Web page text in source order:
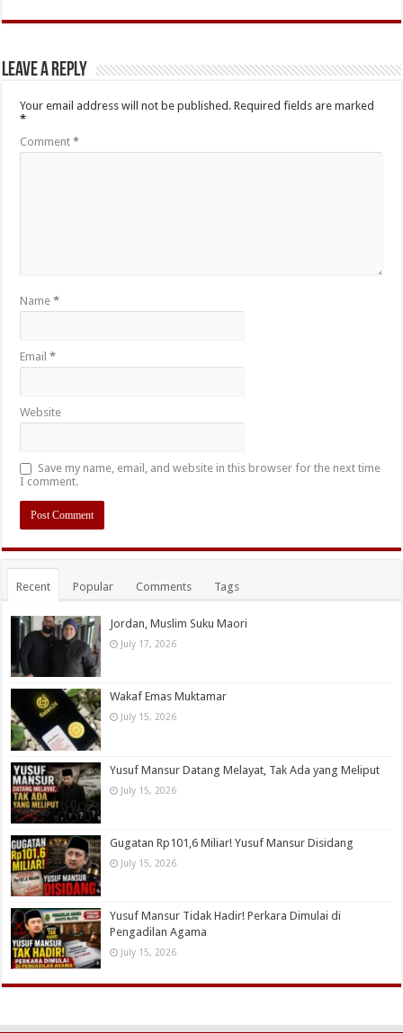
Leave a Reply
Your email address will not be published. Required fields are marked
*
Comment*
Name*
Email*
Website
Save my name, email, and website in this browser for the next time
I comment.
Recent Popular Comments Tags
Jordan, Muslim Suku Maori
July 17, 2026
Wakaf Emas Muktamar
July 15, 2026
Yusuf Mansur Datang Melayat, Tak Ada yang Meliput
July 15, 2026
Gugatan Rp101,6 Miliar! Yusuf Mansur Disidang
July 15, 2026
Yusuf Mansur Tidak Hadir! Perkara Dimulai di
Pengadilan Agama
July 15, 2026